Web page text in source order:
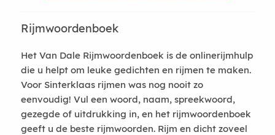
Rijmwoordenboek
Het Van Dale Rijmwoordenboek is de onlinerijmhulp
die u helpt om leuke gedichten en rijmen te maken.
Voor Sinterklaas rijmen was nog nooit zo
eenvoudig! Vul een woord, naam, spreekwoord,
gezegde of uitdrukking in, en het rijmwoordenboek
geeft u de beste rijmwoorden. Rijm en dicht zoveel